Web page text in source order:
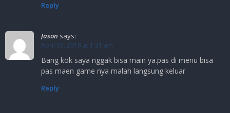
Reply
Jason says:
April 15, 2019 at 1:31 am
Bang kok saya nggak bisa main ya.pas di menu bisa
pas maen game nya malah langsung keluar
Reply